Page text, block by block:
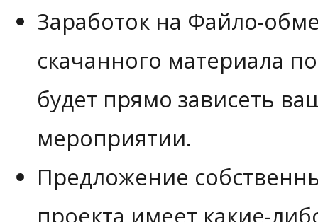
Заработок на Файло-
скачанного материала
будет прямо зависеть
мероприятии.
Предложение
проекта имеет какие-